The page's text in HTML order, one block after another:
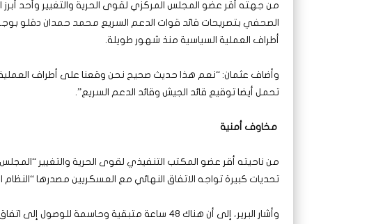
من جهته أقر عضو المجلس المركزي لقوى الحرية والتغيير وأحد
الصحفي بتصريحات قائد قوات الدعم السريع محمد حمدان دقلو
أطراف العملية السياسية منذ شهور طويلة.
وأضاف عثمان: “نعم هذا حديث صحيح نحن وقعنا على أطراف
تحمل أيضا توقيع قائد الجيش وقائد الدعم السريع”.
مخاوف أمنية
من ناحيته أقر عضو المكتب التنفيذي لقوى الحرية والتغيير
تحديات كبيرة تواجه الاتفاق النهائي مع العسكريين مصدرها
وأشار البرير، إلى أن هناك 48 ساعة متبقية وحاسمة